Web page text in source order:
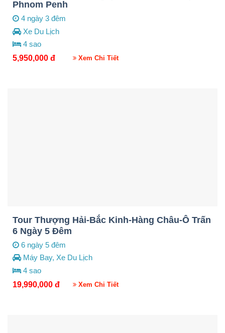
Phnom Penh
4 ngày 3 đêm
Xe Du Lịch
4 sao
5,950,000đ Xem Chi Tiết
Tour Thượng Hải-Bắc Kinh-Hàng Châu-Ô Trấn
6 Ngày 5 Đêm
6 ngày 5 đêm
Máy Bay, Xe Du Lịch
4 sao
19,990,000đ Xem Chi Tiết